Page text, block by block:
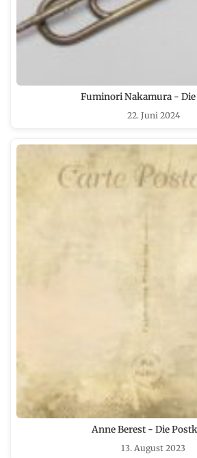
Fuminori Nakamura -
22. Juni 2024
Anne Berest - Die
13. August 2023